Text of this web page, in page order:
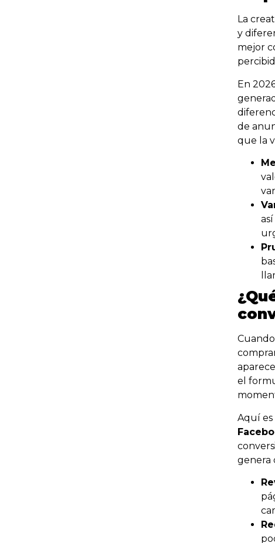
La
y
mejor
En
de
que la
el
Aquí
genera